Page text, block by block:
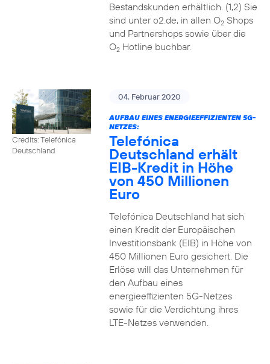
Bestandskunden erhältlich. (1,2) Sie
sind unter o2.de, in allen O2Shops
und Partnershops sowie über die
O2Hotline buchbar.
Credits: Telefónica
Deutschland
04. Februar 2020
AUFBAU EINES ENERGIEEFFIZIENTEN 5G-
NETZES:
Telefónica
Deutschland erhält
EIB-Kredit in Höhe
von 450 Millionen
Euro
Telefónica Deutschland hat sich
einen Kredit der Europäischen
Investitionsbank (EIB) in Höhe von
450 Millionen Euro gesichert. Die
Erlöse will das Unternehmen für
den Aufbau eines
energieeffizienten 5G-Netzes
sowie für die Verdichtung ihres
LTE-Netzes verwenden.